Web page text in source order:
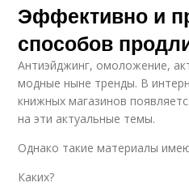
Эффективно и
способов
Антиэйджинг, омоложение,
модные ныне тренды. В
книжных магазинов
на эти актуальные темы.
Однако такие материалы
Каких?